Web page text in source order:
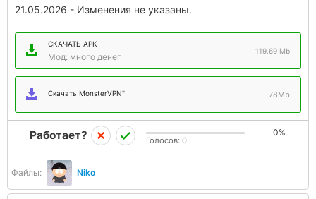
21.05.2026 - Изменения не указаны.
СКАЧАТЬ APK
Мод: много денег
119.69 Mb
Скачать MonsterVPN" 78Mb
Файлы: Niko
Работает? 0%
Голосов: 0